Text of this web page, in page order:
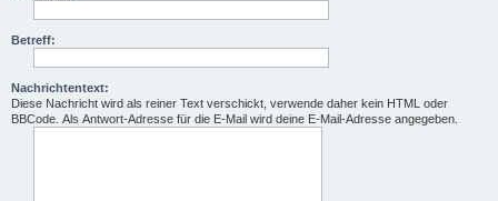
Betreff:
Nachrichtentext:
Diese Nachricht wird als reiner Text verschickt, verwende daher kein HTML oder
BBCode. Als Antwort-Adresse für die E-Mail wird deine E-Mail-Adresse angegeben.